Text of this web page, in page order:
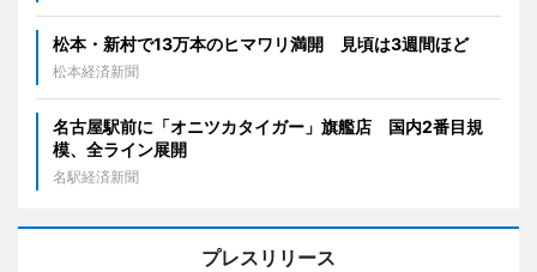
松本・新村で13万本のヒマワリ満開 見頃は3週間ほど
松本経済新聞
名古屋駅前に「オニツカタイガー」旗艦店 国内2番目規
模、全ライン展開
名駅経済新聞
プレスリリース